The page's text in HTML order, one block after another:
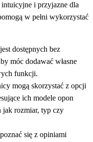
i przyjazne dla
w pełni wykorzystać
dostępnych bez
móc dodawać własne
funkcji.
mogą skorzystać z opcji
ich modele opon
jak rozmiar, typ czy
się z opiniami